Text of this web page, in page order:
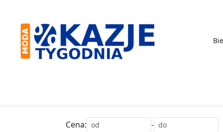
content
Okazje
Cena: -